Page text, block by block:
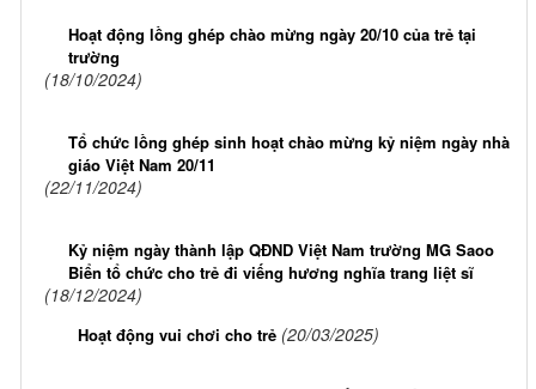
Hoạt động lồng ghép chào mừng ngày 20/10 của trẻ tại
trường
(18/10/2024)
Tổ chức lồng ghép sinh hoạt chào mừng kỷ niệm ngày nhà
giáo Việt Nam 20/11
(22/11/2024)
Kỷ niệm ngày thành lập QĐND Việt Nam trường MG Saoo
Biển tổ chức cho trẻ đi viếng hương nghĩa trang liệt sĩ
(18/12/2024)
Hoạt động vui chơi cho trẻ (20/03/2025)